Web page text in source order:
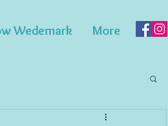
Wedemark More